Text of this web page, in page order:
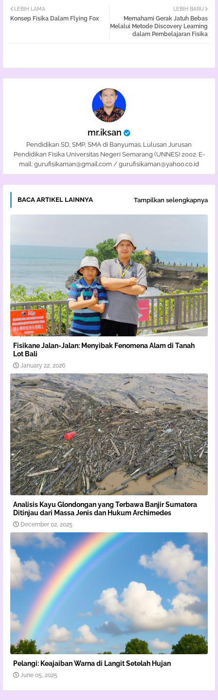
tter atsa
LEBIH BARU
Memahami Gerak Jatuh Bebas
Melalui Metode Discovery Learning
dalam Pembelajaran Fisika
LEBIH LAMA
Konsep Fisika Dalam Flying Fox
mr.iksan
Pendidikan SD, SMP, SMA di Banyumas. Lulusan Jurusan
Pendidikan Fisika Universitas Negeri Semarang (UNNES) 2002. E-
mail: gurufisikaman@gmail.com / gurufisikaman@yahoo.co.id
BACA ARTIKEL LAINNYA Tampilkan selengkapnya
Fisikane Jalan-Jalan: Menyibak Fenomena Alam di Tanah
Lot Bali
January 22, 2026
Analisis Kayu Glondongan yang Terbawa Banjir Sumatera
Ditinjau dari Massa Jenis dan Hukum Archimedes
December 02, 2025
Pelangi: Keajaiban Warna di Langit Setelah Hujan
June 05, 2025